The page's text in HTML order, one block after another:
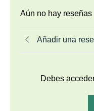
Aún no hay reseñas
Añadir una
Debes